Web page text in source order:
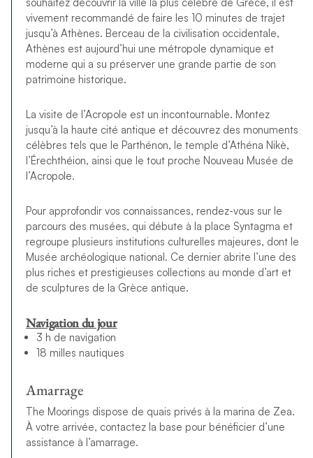
vivement recommandé de faire les 10 minutes de trajet
jusqu’à Athènes. Berceau de la civilisation occidentale,
Athènes est aujourd’hui une métropole dynamique et
moderne qui a su préserver une grande partie de son
patrimoine historique.
La visite de l’Acropole est un incontournable. Montez
jusqu’à la haute cité antique et découvrez des monuments
célèbres tels que le Parthénon, le temple d’Athéna Nikè,
l’Érechthéion, ainsi que le tout proche Nouveau Musée de
l’Acropole.
Pour approfondir vos connaissances, rendez-vous sur le
parcours des musées, qui débute à la place Syntagma et
regroupe plusieurs institutions culturelles majeures, dont le
Musée archéologique national. Ce dernier abrite l’une des
plus riches et prestigieuses collections au monde d’art et
de sculptures de la Grèce antique.
Navigation du jour
3 h de navigation
18 milles nautiques
Amarrage
The Moorings dispose de quais privés à la marina de Zea.
À votre arrivée, contactez la base pour bénéficier d’une
assistance à l’amarrage.